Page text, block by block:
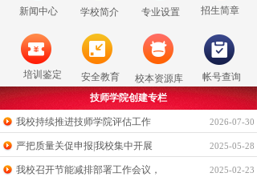
安全教育 校本资源库
专业设置
新闻中心 学校简介
培训鉴定 帐号查询
招生简章
技师学院创建专栏
我校持续推进技师学院评估工作 2026-07-30
严把质量关促申报|我校集中开展 2025-05-28
我校召开节能减排部署工作会议， 2025-02-23